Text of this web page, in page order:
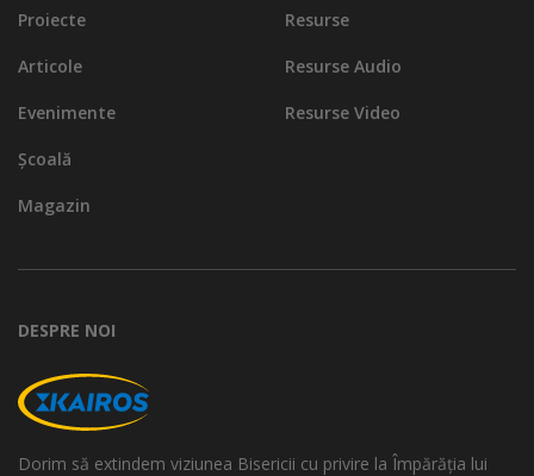
Proiecte
Articole
Evenimente
Școală
Magazin
Resurse
Resurse Audio
Resurse Video
DESPRE NOI
Dorim să extindem viziunea Bisericii cu privire la Împărăția lui